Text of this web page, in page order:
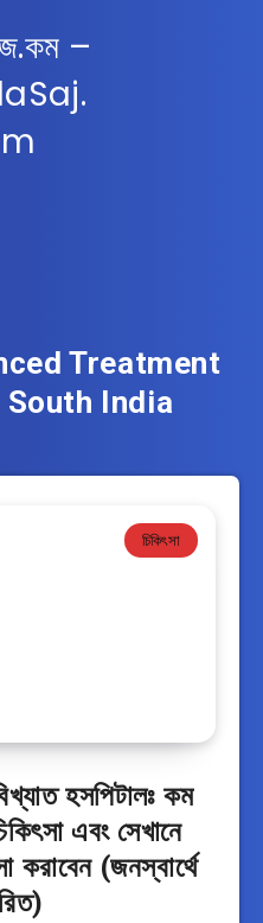
Treatment
India
চিকিৎসা
হসপিটালঃ কম
এবং সেখানে
করাবেন (জনস্বার্থে